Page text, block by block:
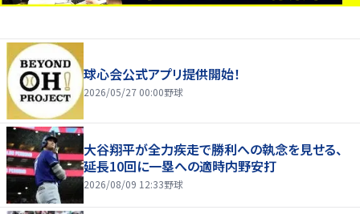
球心会公式アプリ提供開始！
2026/05/27 00:00野球
大谷翔平が全力疾走で勝利への執念を見せる、
延長10回に一塁への適時内野安打
2026/08/09 12:33野球